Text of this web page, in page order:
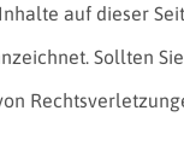
auf dieser
Sollten